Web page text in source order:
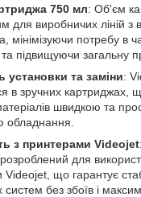
750 мл: Об'єм
для виробничих ліній з
мінімізуючи потребу в
підвищуючи загальну
установки та заміни:
в зручних картриджах,
швидкою та
обладнання.
з принтерами Videojet
для
що гарантує
систем без збоїв і